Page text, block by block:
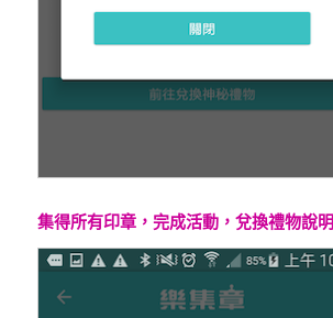
集得所有印章，完成活動，兌換禮物說明